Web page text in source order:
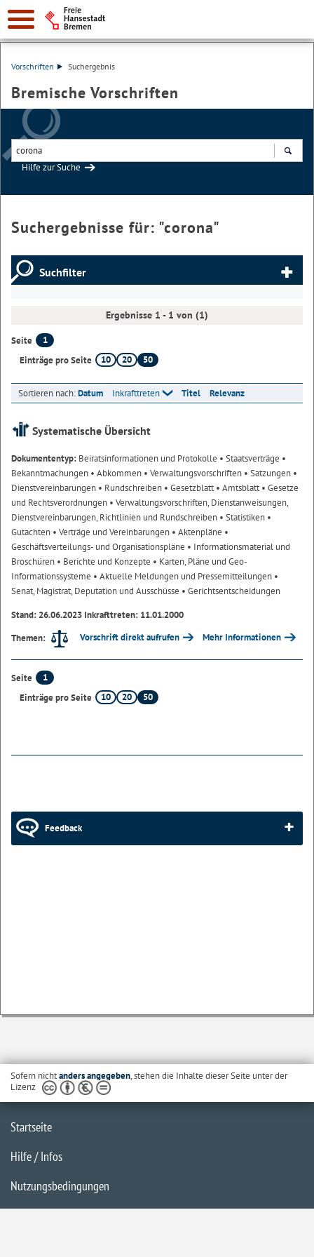
Vorschriften Suchergebnis
Bremische Vorschriften
Hilfe zur Suche
Suchergebnisse für: "corona"
Suchfilter
Ergebnisse 1 - 1 von (1)
Seite
1
Einträge pro Seite
10 20 50
Sortieren nach:Datum Inkrafttreten Titel Relevanz
Systematische Übersicht
Dokumententyp: Beiratsinformationen und Protokolle • Staatsverträge •
Bekanntmachungen • Abkommen • Verwaltungsvorschriften • Satzungen •
Dienstvereinbarungen • Rundschreiben • Gesetzblatt• Amtsblatt• Gesetze
und Rechtsverordnungen • Verwaltungsvorschriften, Dienstanweisungen,
Dienstvereinbarungen, Richtlinien und Rundschreiben • Statistiken •
Gutachten • Verträge und Vereinbarungen • Aktenpläne •
Geschäftsverteilungs- und Organisationspläne • Informationsmaterial und
Broschüren • Berichte und Konzepte • Karten, Pläne und Geo-
Informationssysteme • Aktuelle Meldungen und Pressemitteilungen •
Senat, Magistrat, Deputation und Ausschüsse • Gerichtsentscheidungen
Stand: 26.06.2023 Inkrafttreten: 11.01.2000
Themen:
Vorschrift direkt aufrufen Mehr Informationen
Seite
1
Einträge pro Seite
10 20 50
Feedback
Sofern nichtanders angegeben, stehen die Inhalte dieser Seite unter der
Lizenz
Startseite
Hilfe / Infos
Nutzungsbedingungen